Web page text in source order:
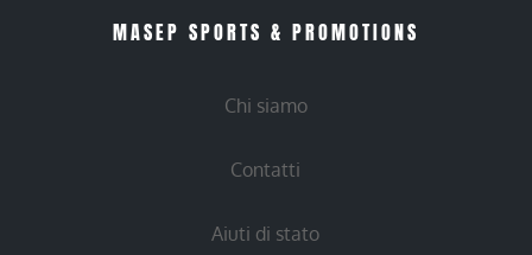
MASEP SPORTS & PROMOTIONS
Chi siamo
Contatti
Aiuti di stato